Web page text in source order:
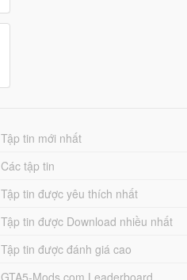
Tập tin mới nhất
Các tập tin
Tập tin được yêu thích nhất
Tập tin được Download nhiều nhất
Tập tin được đánh giá cao
GTA5-Mods.com Leaderboard